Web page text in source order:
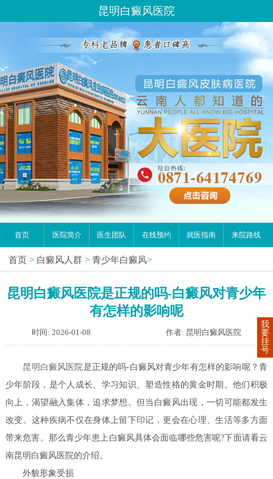
昆明白癜风医院
首页 医院简介 医生团队 在线预约 就医指南 来院路线
首页 > 白癜风人群 > 青少年白癜风>
昆明白癜风医院是正规的吗-白癜风对青少年
有怎样的影响呢
时间: 2026-01-08 作者: 昆明白癜风医院
昆明白癜风医院是正规的吗-白癜风对青少年有怎样的影响呢？青
少年阶段，是个人成长、学习知识、塑造性格的黄金时期。他们积极
向上，渴望融入集体，追求梦想。但当白癜风出现，一切可能都发生
改变。这种疾病不仅在身体上留下印记，更会在心理、生活等多方面
带来危害。那么青少年患上白癜风具体会面临哪些危害呢?下面请看云
南昆明白癜风医院的介绍。
外貌形象受损
我
要
挂
号